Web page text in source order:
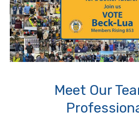
Meet Our